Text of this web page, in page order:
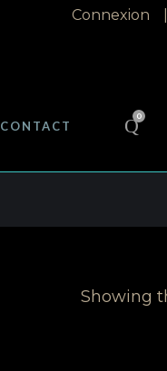
Connexion
CONTACT
0
Showing